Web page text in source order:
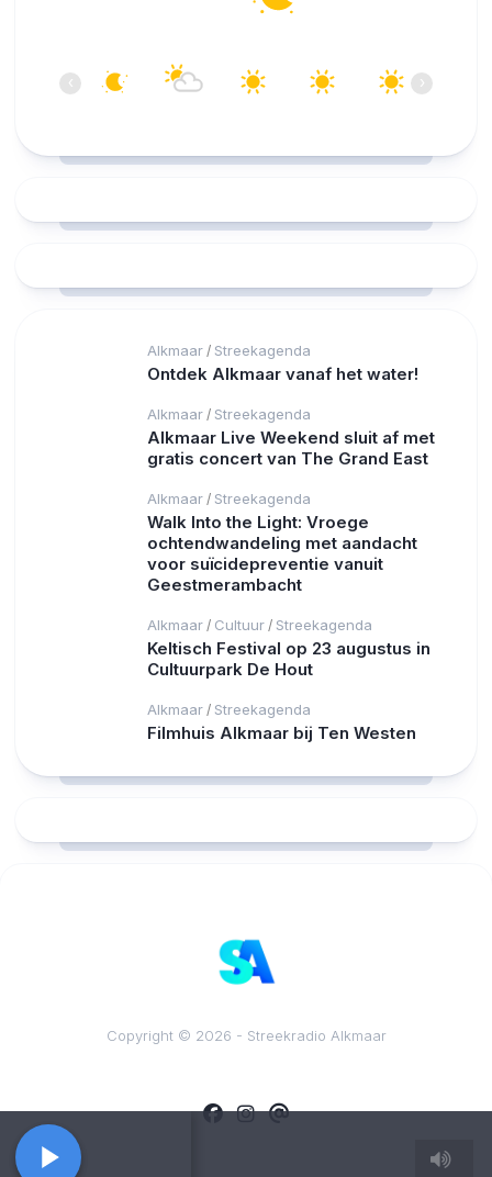
‹ ›
Alkmaar / Streekagenda
Ontdek Alkmaar vanaf het water!
Alkmaar / Streekagenda
Alkmaar Live Weekend sluit af met
gratis concert van The Grand East
Alkmaar / Streekagenda
Walk Into the Light: Vroege
ochtendwandeling met aandacht
voor suïcidepreventie vanuit
Geestmerambacht
Alkmaar / Cultuur / Streekagenda
Keltisch Festival op 23 augustus in
Cultuurpark De Hout
Alkmaar / Streekagenda
Filmhuis Alkmaar bij Ten Westen
Copyright © 2026 - Streekradio Alkmaar